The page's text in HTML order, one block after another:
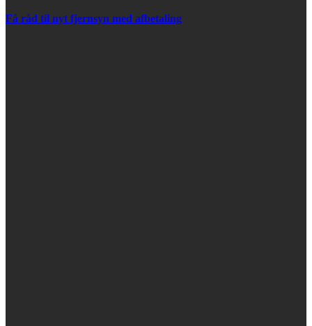
Få råd til nyt fjernsyn med afbetaling